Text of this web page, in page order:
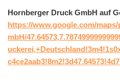
Hornberger Druck GmbH auf
https://www.google.com/
mbH/